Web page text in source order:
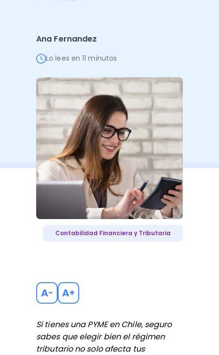
Ver todo
Ver TodoAna Fernandez
Lo lees en 11 minutos
Contabilidad Financiera y Tributaria
A- A+
Si tienes una PYME en Chile, seguro
sabes que elegir bien el régimen
tributario no solo afecta tus